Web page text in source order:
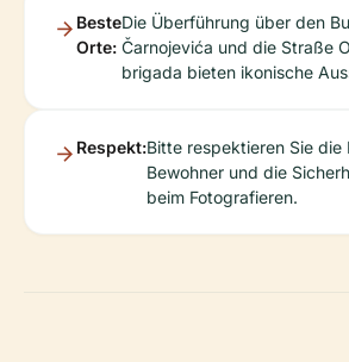
Beste
Orte:
Die Überführung über den
Čarnojevića und die Straße
brigada bieten ikonische
Respekt:Bitte respektieren Sie
Bewohner und die
beim Fotografieren.